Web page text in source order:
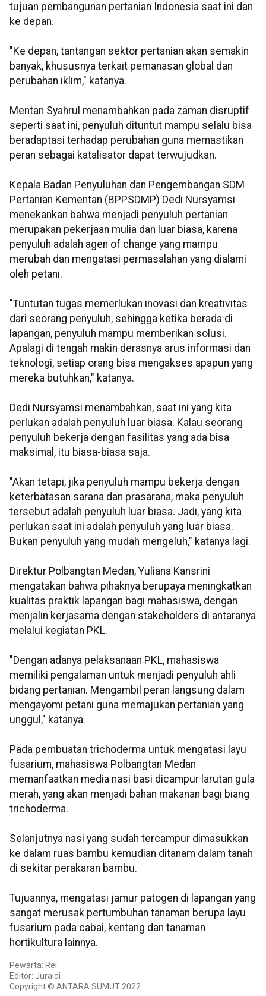
tujuan pembangunan pertanian Indonesia saat ini dan
ke depan.
"Ke depan, tantangan sektor pertanian akan semakin
banyak, khususnya terkait pemanasan global dan
perubahan iklim," katanya.
Mentan Syahrul menambahkan pada zaman disruptif
seperti saat ini, penyuluh dituntut mampu selalu bisa
beradaptasi terhadap perubahan guna memastikan
peran sebagai katalisator dapat terwujudkan.
Kepala Badan Penyuluhan dan Pengembangan SDM
Pertanian Kementan (BPPSDMP) Dedi Nursyamsi
menekankan bahwa menjadi penyuluh pertanian
merupakan pekerjaan mulia dan luar biasa, karena
penyuluh adalah agen of change yang mampu
merubah dan mengatasi permasalahan yang dialami
oleh petani.
"Tuntutan tugas memerlukan inovasi dan kreativitas
dari seorang penyuluh, sehingga ketika berada di
lapangan, penyuluh mampu memberikan solusi.
Apalagi di tengah makin derasnya arus informasi dan
teknologi, setiap orang bisa mengakses apapun yang
mereka butuhkan," katanya.
Dedi Nursyamsi menambahkan, saat ini yang kita
perlukan adalah penyuluh luar biasa. Kalau seorang
penyuluh bekerja dengan fasilitas yang ada bisa
maksimal, itu biasa-biasa saja.
"Akan tetapi, jika penyuluh mampu bekerja dengan
keterbatasan sarana dan prasarana, maka penyuluh
tersebut adalah penyuluh luar biasa. Jadi, yang kita
perlukan saat ini adalah penyuluh yang luar biasa.
Bukan penyuluh yang mudah mengeluh," katanya lagi.
Direktur Polbangtan Medan, Yuliana Kansrini
mengatakan bahwa pihaknya berupaya meningkatkan
kualitas praktik lapangan bagi mahasiswa, dengan
menjalin kerjasama dengan stakeholders di antaranya
melalui kegiatan PKL.
"Dengan adanya pelaksanaan PKL, mahasiswa
memiliki pengalaman untuk menjadi penyuluh ahli
bidang pertanian. Mengambil peran langsung dalam
mengayomi petani guna memajukan pertanian yang
unggul," katanya.
Pada pembuatan trichoderma untuk mengatasi layu
fusarium, mahasiswa Polbangtan Medan
memanfaatkan media nasi basi dicampur larutan gula
merah, yang akan menjadi bahan makanan bagi biang
trichoderma.
Selanjutnya nasi yang sudah tercampur dimasukkan
ke dalam ruas bambu kemudian ditanam dalam tanah
di sekitar perakaran bambu.
Tujuannya, mengatasi jamur patogen di lapangan yang
sangat merusak pertumbuhan tanaman berupa layu
fusarium pada cabai, kentang dan tanaman
hortikultura lainnya.
Pewarta: Rel
Editor: Juraidi
Copyright © ANTARA SUMUT 2022